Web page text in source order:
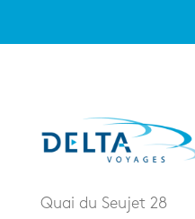
Quai du Seujet 28